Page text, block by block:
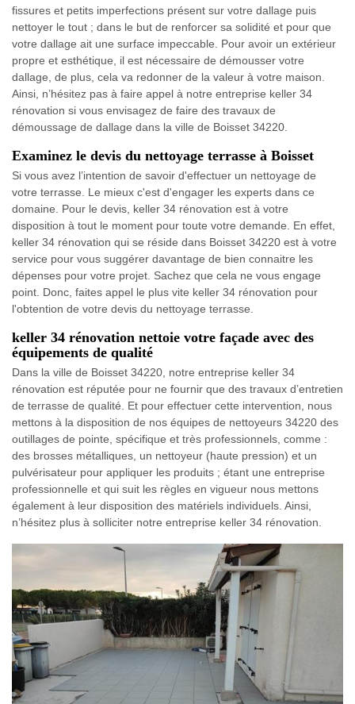
fissures et petits imperfections présent sur votre dallage puis
nettoyer le tout ; dans le but de renforcer sa solidité et pour que
votre dallage ait une surface impeccable. Pour avoir un extérieur
propre et esthétique, il est nécessaire de démousser votre
dallage, de plus, cela va redonner de la valeur à votre maison.
Ainsi, n’hésitez pas à faire appel à notre entreprise keller 34
rénovation si vous envisagez de faire des travaux de
démoussage de dallage dans la ville de Boisset 34220.
Examinez le devis du nettoyage terrasse à Boisset
Si vous avez l’intention de savoir d'effectuer un nettoyage de
votre terrasse. Le mieux c'est d'engager les experts dans ce
domaine. Pour le devis, keller 34 rénovation est à votre
disposition à tout le moment pour toute votre demande. En effet,
keller 34 rénovation qui se réside dans Boisset 34220 est à votre
service pour vous suggérer davantage de bien connaitre les
dépenses pour votre projet. Sachez que cela ne vous engage
point. Donc, faites appel le plus vite keller 34 rénovation pour
l'obtention de votre devis du nettoyage terrasse.
keller 34 rénovation nettoie votre façade avec des
équipements de qualité
Dans la ville de Boisset 34220, notre entreprise keller 34
rénovation est réputée pour ne fournir que des travaux d’entretien
de terrasse de qualité. Et pour effectuer cette intervention, nous
mettons à la disposition de nos équipes de nettoyeurs 34220 des
outillages de pointe, spécifique et très professionnels, comme :
des brosses métalliques, un nettoyeur (haute pression) et un
pulvérisateur pour appliquer les produits ; étant une entreprise
professionnelle et qui suit les règles en vigueur nous mettons
également à leur disposition des matériels individuels. Ainsi,
n’hésitez plus à solliciter notre entreprise keller 34 rénovation.